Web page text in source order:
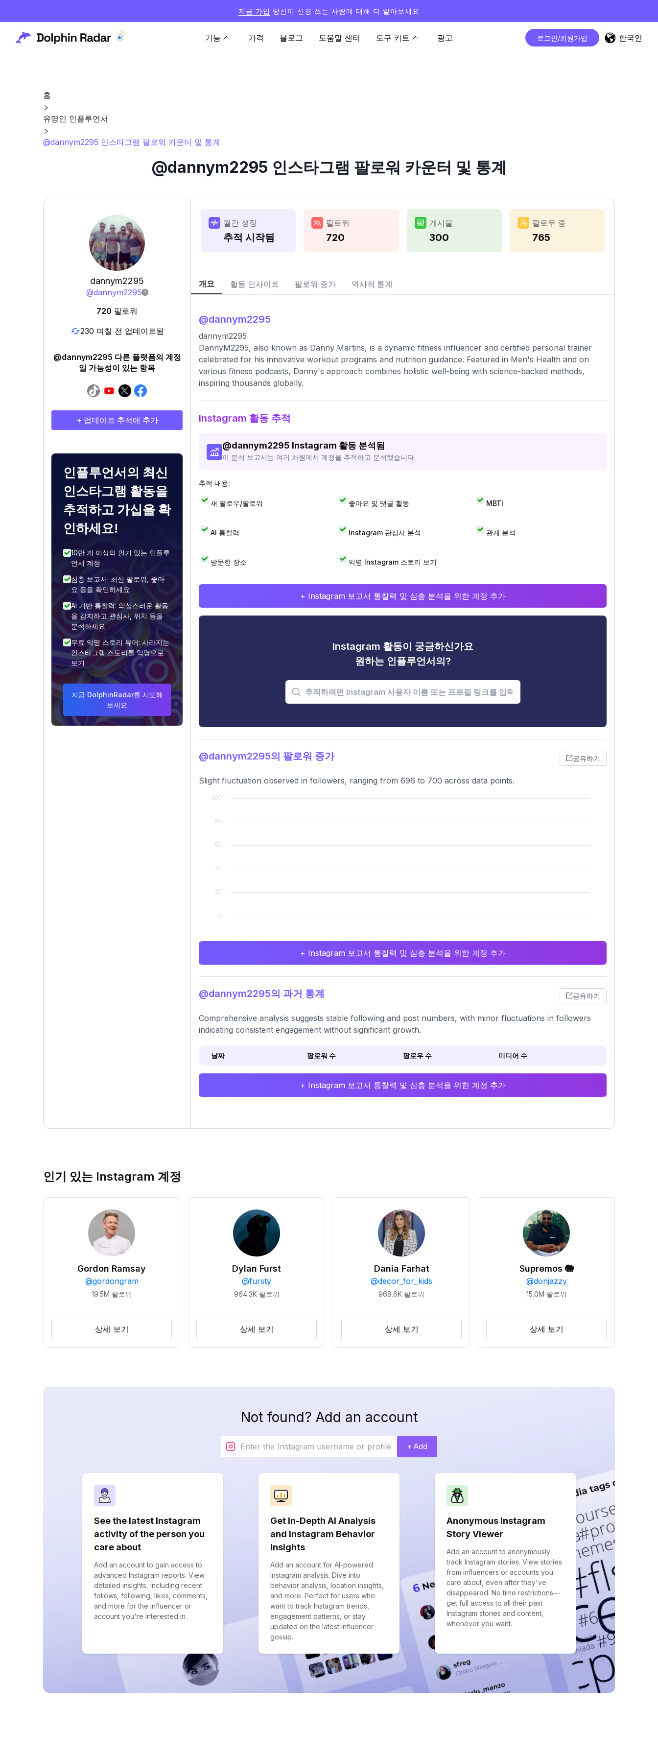
지금 가입 당신이 신경 쓰는 사람에 대해 더 알아보세요
기능 가격 블로그 도움말 센터 도구 키트 광고 로그인/회원가입 한국인
홈
유명인 인플루언서
@dannym2295 인스타그램 팔로워 카운터 및 통계
@dannym2295 인스타그램 팔로워 카운터 및 통계
dannym2295
@dannym2295
720 팔로워
230 며칠 전 업데이트됨
@dannym2295 다른 플랫폼의 계정
일 가능성이 있는 항목
+ 업데이트 추적에 추가
인플루언서의 최신
인스타그램 활동을
추적하고 가십을 확
인하세요!
10만 개 이상의 인기 있는 인플루
언서 계정
심층 보고서: 최신 팔로워, 좋아
요 등을 확인하세요
AI 기반 통찰력: 의심스러운 활동
을 감지하고 관심사, 위치 등을
분석하세요
무료 익명 스토리 뷰어: 사라지는
인스타그램 스토리를 익명으로
보기
지금 DolphinRadar를 시도해
보세요
월간 성장
추적 시작됨
팔로워
720
게시물
300
팔로우 중
765
개요 활동 인사이트 팔로워 증가 역사적 통계
@dannym2295
dannym2295
DannyM2295, also known as Danny Martins, is a dynamic fitness influencer and certified personal trainer
celebrated for his innovative workout programs and nutrition guidance. Featured in Men's Health and on
various fitness podcasts, Danny's approach combines holistic well-being with science-backed methods,
inspiring thousands globally.
Instagram 활동 추적
@dannym2295 Instagram 활동 분석됨
이 분석 보고서는 여러 차원에서 계정을 추적하고 분석했습니다.
추적 내용:
새 팔로우/팔로워 좋아요 및 댓글 활동 MBTI
AI 통찰력 Instagram 관심사 분석 관계 분석
방문한 장소 익명 Instagram 스토리 보기
+ Instagram 보고서 통찰력 및 심층 분석을 위한 계정 추가
Instagram 활동이 궁금하신가요
원하는 인플루언서의?
@dannym2295의 팔로워 증가 공유하기
Slight fluctuation observed in followers, ranging from 696 to 700 across data points.
+ Instagram 보고서 통찰력 및 심층 분석을 위한 계정 추가
@dannym2295의 과거 통계 공유하기
Comprehensive analysis suggests stable following and post numbers, with minor fluctuations in followers
indicating consistent engagement without significant growth.
날짜 팔로워 수 팔로우 수 미디어 수
+ Instagram 보고서 통찰력 및 심층 분석을 위한 계정 추가
인기 있는 Instagram 계정
Gordon Ramsay
@gordongram
19.5M 팔로워
상세 보기
Dylan Furst
@fursty
964.3K 팔로워
상세 보기
Dania Farhat
@decor_for_kids
968.6K 팔로워
상세 보기
Supremos 🐘
@donjazzy
15.0M 팔로워
상세 보기
Not found? Add an account
+ Add
See the latest Instagram
activity of the person you
care about
Add an account to gain access to
advanced Instagram reports. View
detailed insights, including recent
follows, following, likes, comments,
and more for the influencer or
account you're interested in.
Get In-Depth AI Analysis
and Instagram Behavior
Insights
Add an account for AI-powered
Instagram analysis. Dive into
behavior analysis, location insights,
and more. Perfect for users who
want to track Instagram trends,
engagement patterns, or stay
updated on the latest influencer
gossip.
Anonymous Instagram
Story Viewer
Add an account to anonymously
track Instagram stories. View stories
from influencers or accounts you
care about, even after they've
disappeared. No time restrictions—
get full access to all their past
Instagram stories and content,
whenever you want.